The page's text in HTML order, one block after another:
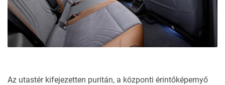
Az utastér kifejezetten puritán, a központi érintőképernyő